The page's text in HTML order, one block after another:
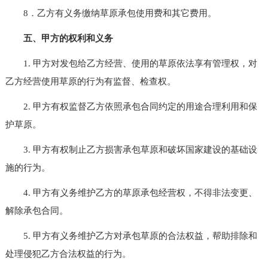
8．乙方有义务缴纳草原承包使用费和其它费用。
五、甲方的权利和义务
1. 甲方对发包给乙方经营、使用的草原依法享有管理权，对
乙方经营使用草原的行为有监督、检查权。
2. 甲方有权监督乙方依照承包合同约定的用途合理利用和保
护草原。
3. 甲方有权制止乙方损害承包草原和破坏国家建设的基础设
施的行为。
4. 甲方有义务维护乙方的草原承包经营权，不得非法变更、
解除承包合同。
5. 甲方有义务维护乙方对承包草原的合法权益，帮助排除和
处理侵犯乙方合法权益的行为。